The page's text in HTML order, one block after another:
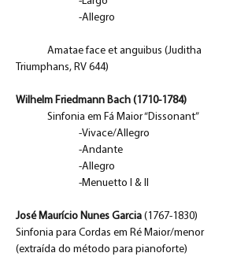
		-Allegro
Triumphans, RV 644)
Wilhelm Friedmann Bach (1710-1784)
Sinfonia em Fá Maior “Dissonant”
		-Vivace/Allegro
		-Andante
		-Allegro
		-Menuetto I & II
José Maurício Nunes Garcia (1767-1830)
Sinfonia para Cordas em Ré Maior/menor
(extraída do método para pianoforte)